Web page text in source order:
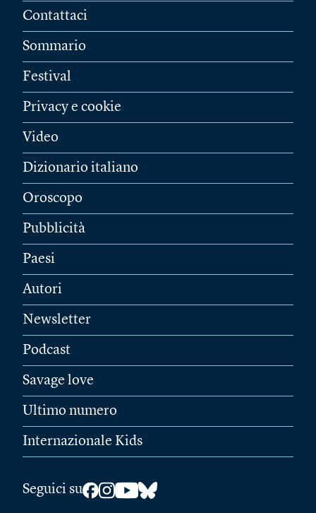
Contattaci
Sommario
Festival
Privacy e cookie
Video
Dizionario italiano
Oroscopo
Pubblicità
Paesi
Autori
Newsletter
Podcast
Savage love
Ultimo numero
Internazionale Kids
Seguici su